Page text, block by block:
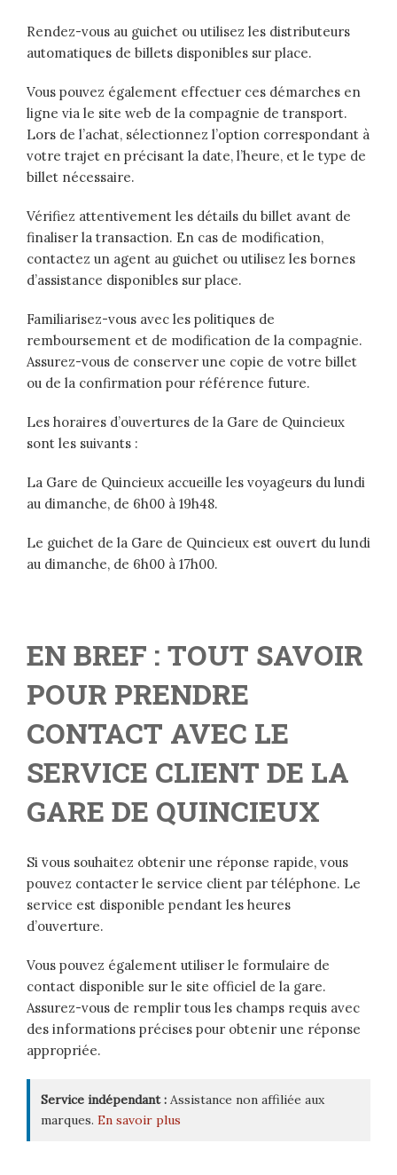
Rendez-vous au guichet ou utilisez les distributeurs
automatiques de billets disponibles sur place.
Vous pouvez également effectuer ces démarches en
ligne via le site web de la compagnie de transport.
Lors de l’achat, sélectionnez l’option correspondant à
votre trajet en précisant la date, l’heure, et le type de
billet nécessaire.
Vérifiez attentivement les détails du billet avant de
finaliser la transaction. En cas de modification,
contactez un agent au guichet ou utilisez les bornes
d’assistance disponibles sur place.
Familiarisez-vous avec les politiques de
remboursement et de modification de la compagnie.
Assurez-vous de conserver une copie de votre billet
ou de la confirmation pour référence future.
Les horaires d’ouvertures de la Gare de Quincieux
sont les suivants :
La Gare de Quincieux accueille les voyageurs du lundi
au dimanche, de 6h00 à 19h48.
Le guichet de la Gare de Quincieux est ouvert du lundi
au dimanche, de 6h00 à 17h00.
EN BREF : TOUT SAVOIR
POUR PRENDRE
CONTACT AVEC LE
SERVICE CLIENT DE LA
GARE DE QUINCIEUX
Si vous souhaitez obtenir une réponse rapide, vous
pouvez contacter le service client par téléphone. Le
service est disponible pendant les heures
d’ouverture.
Vous pouvez également utiliser le formulaire de
contact disponible sur le site officiel de la gare.
Assurez-vous de remplir tous les champs requis avec
des informations précises pour obtenir une réponse
appropriée.
Service indépendant : Assistance non affiliée aux
marques. En savoir plus